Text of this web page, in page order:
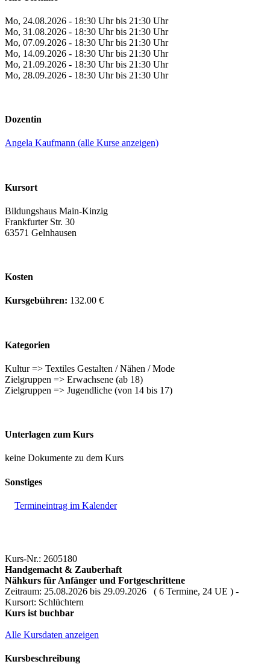
Mo, 24.08.2026 - 18:30 Uhr bis 21:30 Uhr
Mo, 31.08.2026 - 18:30 Uhr bis 21:30 Uhr
Mo, 07.09.2026 - 18:30 Uhr bis 21:30 Uhr
Mo, 14.09.2026 - 18:30 Uhr bis 21:30 Uhr
Mo, 21.09.2026 - 18:30 Uhr bis 21:30 Uhr
Mo, 28.09.2026 - 18:30 Uhr bis 21:30 Uhr
Dozentin
Angela Kaufmann (alle Kurse anzeigen)
Kursort
Bildungshaus Main-Kinzig
Frankfurter Str. 30
63571 Gelnhausen
Kosten
Kursgebühren: 132.00 €
Kategorien
Kultur => Textiles Gestalten / Nähen / Mode
Zielgruppen => Erwachsene (ab 18)
Zielgruppen => Jugendliche (von 14 bis 17)
Unterlagen zum Kurs
keine Dokumente zu dem Kurs
Sonstiges
Termineintrag im Kalender
Kurs-Nr.: 2605180
Handgemacht & Zauberhaft
Nähkurs für Anfänger und Fortgeschrittene
Zeitraum: 25.08.2026 bis 29.09.2026 ( 6 Termine, 24 UE ) -
Kursort: Schlüchtern
Kurs ist buchbar
Alle Kursdaten anzeigen
Kursbeschreibung